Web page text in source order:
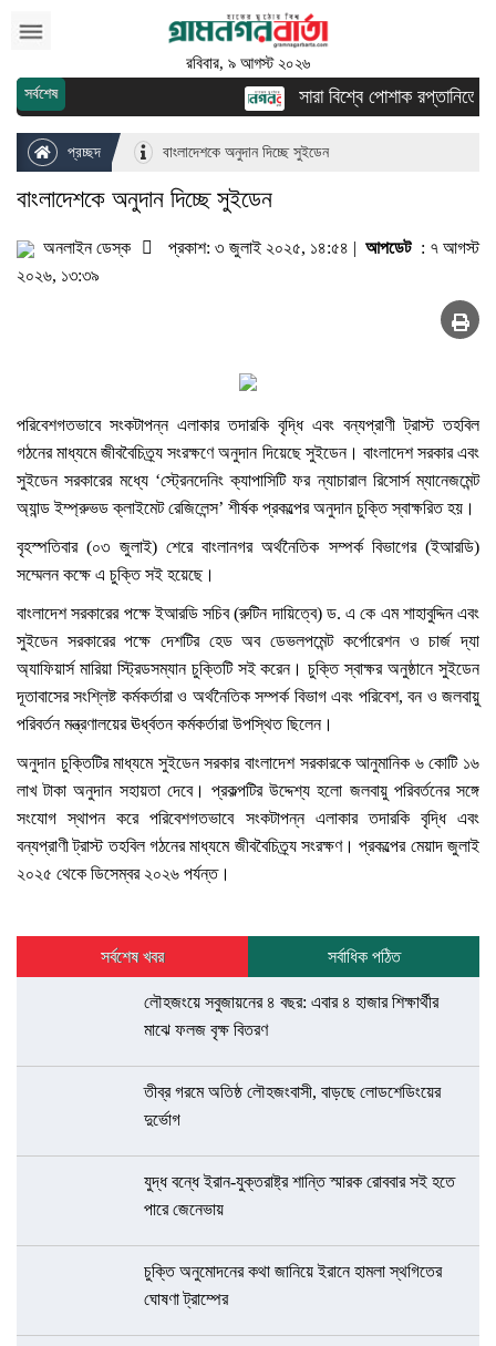
রবিবার, ৯ আগস্ট ২০২৬
সর্বশেষ সারা বিশ্বে পোশাক রপ্তানিতে
প্রচ্ছদ বাংলাদেশকে অনুদান দিচ্ছে সুইডেন
বাংলাদেশকে অনুদান দিচ্ছে সুইডেন
অনলাইন ডেস্ক প্রকাশ: ৩ জুলাই ২০২৫, ১৪:৫৪ |আপডেট: ৭ আগস্ট
২০২৬, ১৩:৩৯
পরিবেশগতভাবে সংকটাপন্ন এলাকার তদারকি বৃদ্ধি এবং বন্যপ্রাণী ট্রাস্ট তহবিল
গঠনের মাধ্যমে জীববৈচিত্র্য সংরক্ষণে অনুদান দিয়েছে সুইডেন। বাংলাদেশ সরকার এবং
সুইডেন সরকারের মধ্যে ‘স্ট্রেনদেনিং ক্যাপাসিটি ফর ন্যাচারাল রিসোর্স ম্যানেজমেন্ট
অ্যান্ড ইম্প্রুভড ক্লাইমেট রেজিলেন্স’ শীর্ষক প্রকল্পের অনুদান চুক্তি স্বাক্ষরিত হয়।
বৃহস্পতিবার (০৩ জুলাই) শেরে বাংলানগর অর্থনৈতিক সম্পর্ক বিভাগের (ইআরডি)
সম্মেলন কক্ষে এ চুক্তি সই হয়েছে।
বাংলাদেশ সরকারের পক্ষে ইআরডি সচিব (রুটিন দায়িত্বে) ড. এ কে এম শাহাবুদ্দিন এবং
সুইডেন সরকারের পক্ষে দেশটির হেড অব ডেভলপমেন্ট কর্পোরেশন ও চার্জ দ্যা
অ্যাফিয়ার্স মারিয়া স্ট্রিডসম্যান চুক্তিটি সই করেন। চুক্তি স্বাক্ষর অনুষ্ঠানে সুইডেন
দূতাবাসের সংশ্লিষ্ট কর্মকর্তারা ও অর্থনৈতিক সম্পর্ক বিভাগ এবং পরিবেশ, বন ও জলবায়ু
পরিবর্তন মন্ত্রণালয়ের ঊর্ধ্বতন কর্মকর্তারা উপস্থিত ছিলেন।
অনুদান চুক্তিটির মাধ্যমে সুইডেন সরকার বাংলাদেশ সরকারকে আনুমানিক ৬ কোটি ১৬
লাখ টাকা অনুদান সহায়তা দেবে। প্রকল্পটির উদ্দেশ্য হলো জলবায়ু পরিবর্তনের সঙ্গে
সংযোগ স্থাপন করে পরিবেশগতভাবে সংকটাপন্ন এলাকার তদারকি বৃদ্ধি এবং
বন্যপ্রাণী ট্রাস্ট তহবিল গঠনের মাধ্যমে জীববৈচিত্র্য সংরক্ষণ। প্রকল্পের মেয়াদ জুলাই
২০২৫ থেকে ডিসেম্বর ২০২৬ পর্যন্ত।
সর্বশেষ খবর সর্বাধিক পঠিত
লৌহজংয়ে সবুজায়নের ৪ বছর: এবার ৪ হাজার শিক্ষার্থীর
মাঝে ফলজ বৃক্ষ বিতরণ
তীব্র গরমে অতিষ্ঠ লৌহজংবাসী, বাড়ছে লোডশেডিংয়ের
দুর্ভোগ
যুদ্ধ বন্ধে ইরান-যুক্তরাষ্ট্র শান্তি স্মারক রোববার সই হতে
পারে জেনেভায়
চুক্তি অনুমোদনের কথা জানিয়ে ইরানে হামলা স্থগিতের
ঘোষণা ট্রাম্পের